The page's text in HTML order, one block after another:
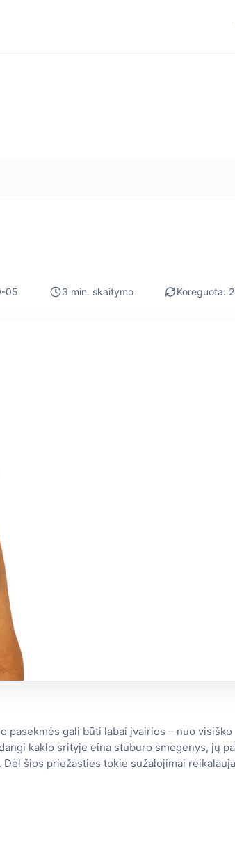
05 3 min. skaitymo Koreguota:
pasekmės gali būti labai įvairios – nuo visiško
kaklo srityje eina stuburo smegenys, jų
šios priežasties tokie sužalojimai